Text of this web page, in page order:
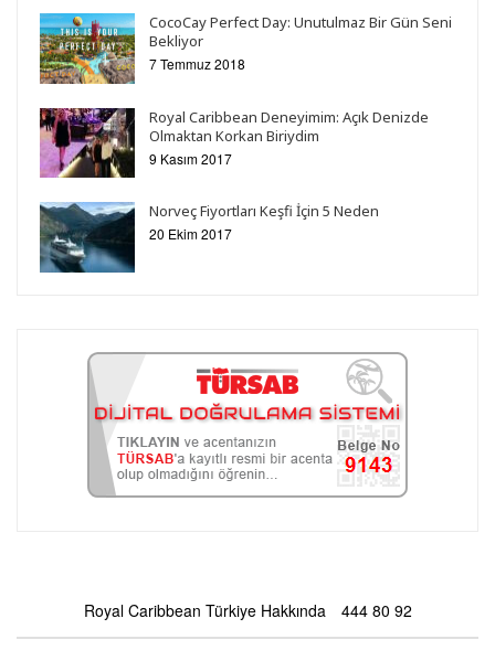
CocoCay Perfect Day: Unutulmaz Bir Gün Seni
Bekliyor
7 Temmuz 2018
Royal Caribbean Deneyimim: Açık Denizde
Olmaktan Korkan Biriydim
9 Kasım 2017
Norveç Fiyortları Keşfi İçin 5 Neden
20 Ekim 2017
Royal Caribbean Türkiye Hakkında 444 80 92